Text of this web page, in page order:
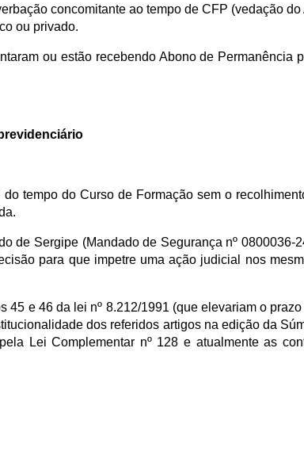
concomitante ao tempo de CFP (vedação
ou privado.
ou estão recebendo Abono de
tempo do Curso de Formação sem o
de Sergipe (Mandado de Segurança nº
para que impetre uma ação judicial nos
45 e 46 da lei nº 8.212/1991 (que elevariam o
dos referidos artigos na edição da
Lei Complementar nº 128 e atualmente as